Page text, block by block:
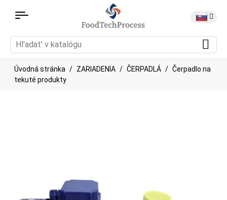
Úvodná stránka ZARIADENIA ČERPADLÁ
Čerpadlo na
tekuté produkty